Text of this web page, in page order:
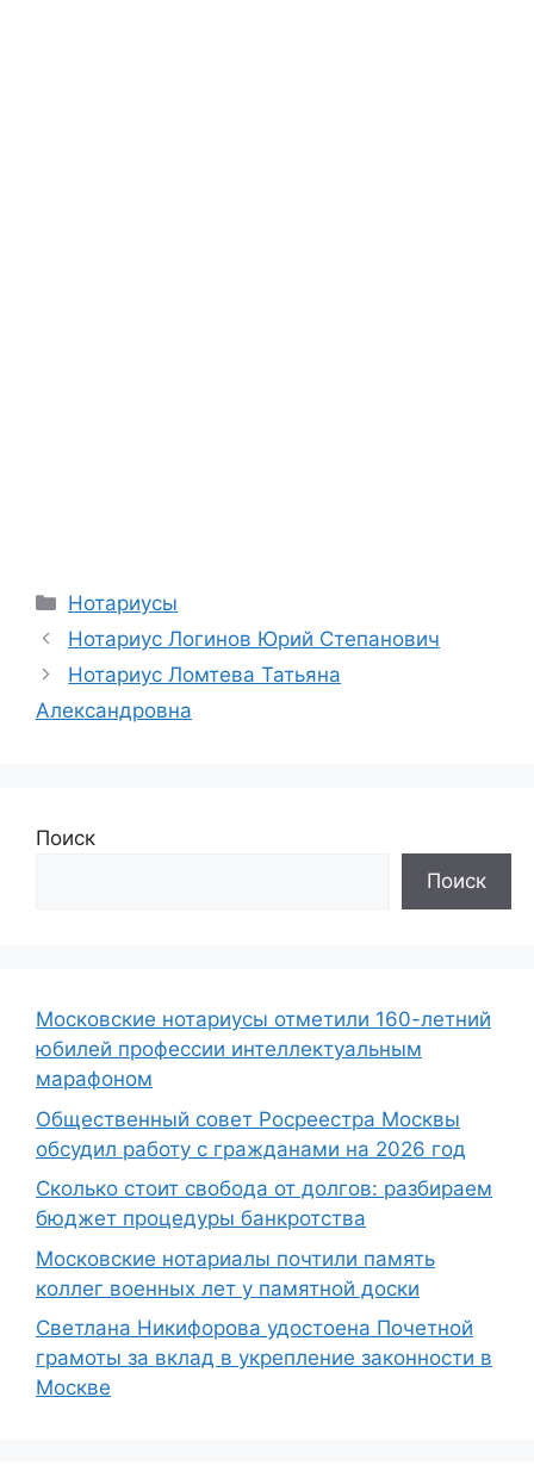
Рубрики
Нотариусы
Нотариус Логинов Юрий Степанович
Нотариус Ломтева Татьяна
Александровна
Поиск
Поиск
Московские нотариусы отметили 160-летний
юбилей профессии интеллектуальным
марафоном
Общественный совет Росреестра Москвы
обсудил работу с гражданами на 2026 год
Сколько стоит свобода от долгов: разбираем
бюджет процедуры банкротства
Московские нотариалы почтили память
коллег военных лет у памятной доски
Светлана Никифорова удостоена Почетной
грамоты за вклад в укрепление законности в
Москве